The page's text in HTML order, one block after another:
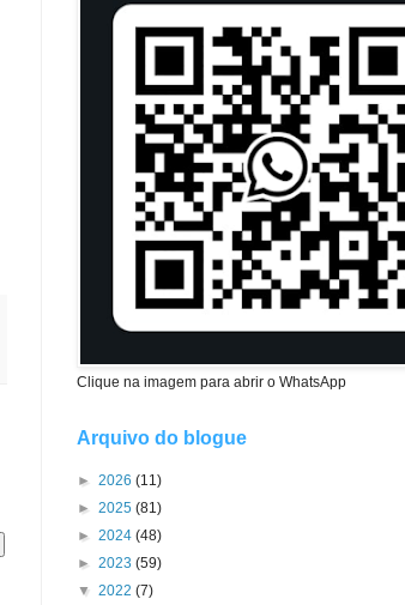
Clique na imagem para abrir o WhatsApp
Arquivo do blogue
► 2026 (11)
► 2025 (81)
► 2024 (48)
► 2023 (59)
▼ 2022 (7)